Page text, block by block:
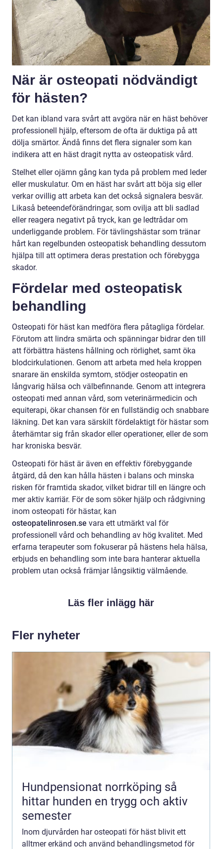
När är osteopati nödvändigt
för hästen?
Det kan ibland vara svårt att avgöra när en häst behöver
professionell hjälp, eftersom de ofta är duktiga på att
dölja smärtor. Ändå finns det flera signaler som kan
indikera att en häst dragit nytta av osteopatisk vård.
Stelhet eller ojämn gång kan tyda på problem med leder
eller muskulatur. Om en häst har svårt att böja sig eller
verkar ovillig att arbeta kan det också signalera besvär.
Likaså beteendeförändringar, som ovilja att bli sadlad
eller reagera negativt på tryck, kan ge ledtrådar om
underliggande problem. För tävlingshästar som tränar
hårt kan regelbunden osteopatisk behandling dessutom
hjälpa till att optimera deras prestation och förebygga
skador.
Fördelar med osteopatisk
behandling
Osteopati för häst kan medföra flera påtagliga fördelar.
Förutom att lindra smärta och spänningar bidrar den till
att förbättra hästens hållning och rörlighet, samt öka
blodcirkulationen. Genom att arbeta med hela kroppen
snarare än enskilda symtom, stödjer osteopatin en
långvarig hälsa och välbefinnande. Genom att integrera
osteopati med annan vård, som veterinärmedicin och
equiterapi, ökar chansen för en fullständig och snabbare
läkning. Det kan vara särskilt fördelaktigt för hästar som
återhämtar sig från skador eller operationer, eller de som
har kroniska besvär.
Osteopati för häst är även en effektiv förebyggande
åtgärd, då den kan hålla hästen i balans och minska
risken för framtida skador, vilket bidrar till en längre och
mer aktiv karriär. För de som söker hjälp och rådgivning
inom osteopati för hästar, kan
osteopatelinrosen.se vara ett utmärkt val för
professionell vård och behandling av hög kvalitet. Med
erfarna terapeuter som fokuserar på hästens hela hälsa,
erbjuds en behandling som inte bara hanterar aktuella
problem utan också främjar långsiktig välmående.
Läs fler inlägg här
Fler nyheter
Hundpensionat norrköping så
hittar hunden en trygg och aktiv
semester
Inom djurvården har osteopati för häst blivit ett
alltmer erkänd och använd behandlingsmetod för